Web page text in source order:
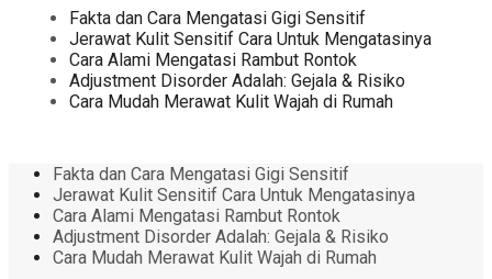
Fakta dan Cara Mengatasi Gigi Sensitif
Jerawat Kulit Sensitif Cara Untuk Mengatasinya
Cara Alami Mengatasi Rambut Rontok
Adjustment Disorder Adalah: Gejala & Risiko
Cara Mudah Merawat Kulit Wajah di Rumah
Fakta dan Cara Mengatasi Gigi Sensitif
Jerawat Kulit Sensitif Cara Untuk Mengatasinya
Cara Alami Mengatasi Rambut Rontok
Adjustment Disorder Adalah: Gejala & Risiko
Cara Mudah Merawat Kulit Wajah di Rumah